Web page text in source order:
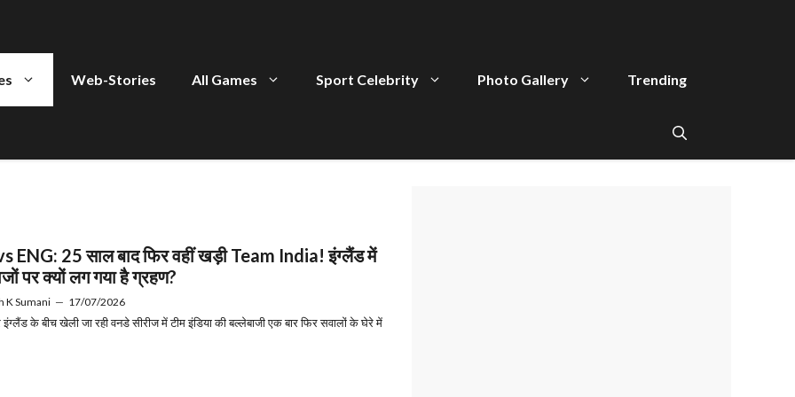
Web-Stories All Games Sport Celebrity Photo Gallery Trending
ENG: 25 साल बाद फिर वहीं खड़ी Team India! इंग्लैंड में
पर क्यों लग गया है ग्रहण?
K Sumani — 17/07/2026
के बीच खेली जा रही वनडे सीरीज में टीम इंडिया की बल्लेबाजी एक बार फिर सवालों के घेरे में